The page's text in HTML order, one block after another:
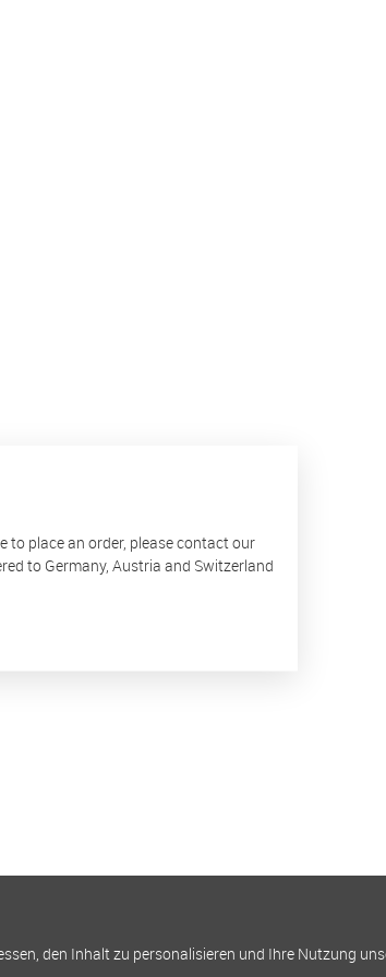
to place an order, please contact our
to Germany, Austria and Switzerland
den Inhalt zu personalisieren und Ihre Nutzung